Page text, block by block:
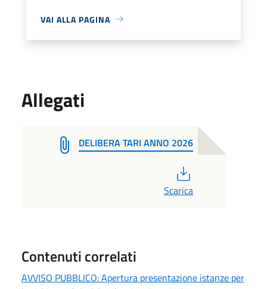
VAI ALLA PAGINA
Allegati
DELIBERA TARI ANNO 2026
Scarica
Contenuti correlati
AVVISO PUBBLICO: Apertura presentazione istanze per